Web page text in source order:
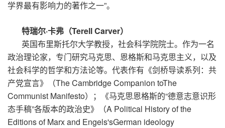
学界最有影响力的著作之一”。
特瑞尔·卡弗（Terell Carver）
英国布里斯托尔大学教授，社会科学院院士。作为一名
政治理论家，专门研究马克思、恩格斯和马克思主义，以及
社会科学的哲学和方法论等。代表作有《剑桥导读系列：共
产党宣言》（The Cambridge Companion toThe
Communist Manifesto）；《马克思恩格斯的“德意志意识形
态手稿”各版本的政治史》（A Political History of the
Editions of Marx and Engels'sGerman ideology